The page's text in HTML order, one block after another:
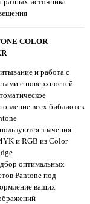
COLOR
и работа с
с поверхностей
всех библиотек
значения
и RGB из Color
оптимальных
Pantone под
ваших